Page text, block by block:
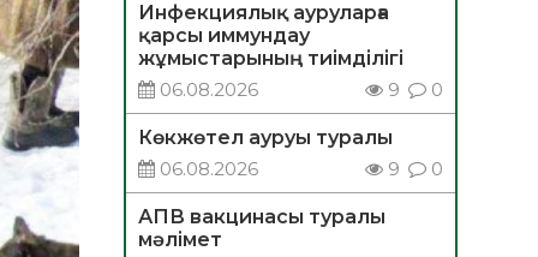
Инфекциялық ауруларға
қарсы иммундау
жұмыстарының тиімділігі
06.08.2026
9 0
Көкжөтел ауруы туралы
06.08.2026
9 0
АПВ вакцинасы туралы
мәлімет